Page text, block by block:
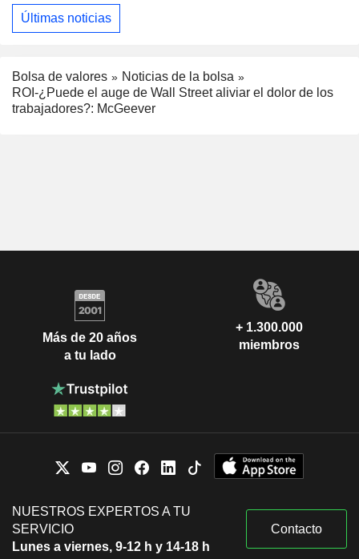
Últimas noticias
Bolsa de valores
Noticias de la bolsa
ROI-¿Puede el auge de Wall Street aliviar el dolor de los
trabajadores?: McGeever
Más de 20 años
a tu lado
+ 1.300.000
miembros
NUESTROS EXPERTOS A TU
SERVICIO
Lunes a viernes, 9-12 h y 14-18 h
Contacto